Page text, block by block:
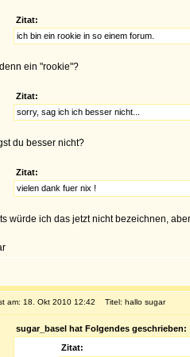
Zitat:
ich bin ein rookie in so einem forum.
ein "rookie"?
Zitat:
sorry, sag ich ich besser nicht...
du besser nicht?
Zitat:
vielen dank fuer nix !
würde ich das jetzt nicht bezeichnen,
am: 18. Okt 2010 12:42 Titel: hallo sugar
sugar_basel hat Folgendes geschrieben:
Zitat: